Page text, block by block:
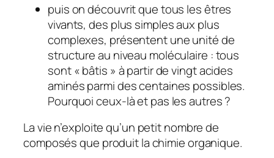
puis on découvrit que tous les êtres
vivants, des plus simples aux plus
complexes, présentent une unité de
structure au niveau moléculaire : tous
sont « bâtis » à partir de vingt acides
aminés parmi des centaines possibles.
Pourquoi ceux-là et pas les autres ?
La vie n’exploite qu’un petit nombre de
composés que produit la chimie organique.